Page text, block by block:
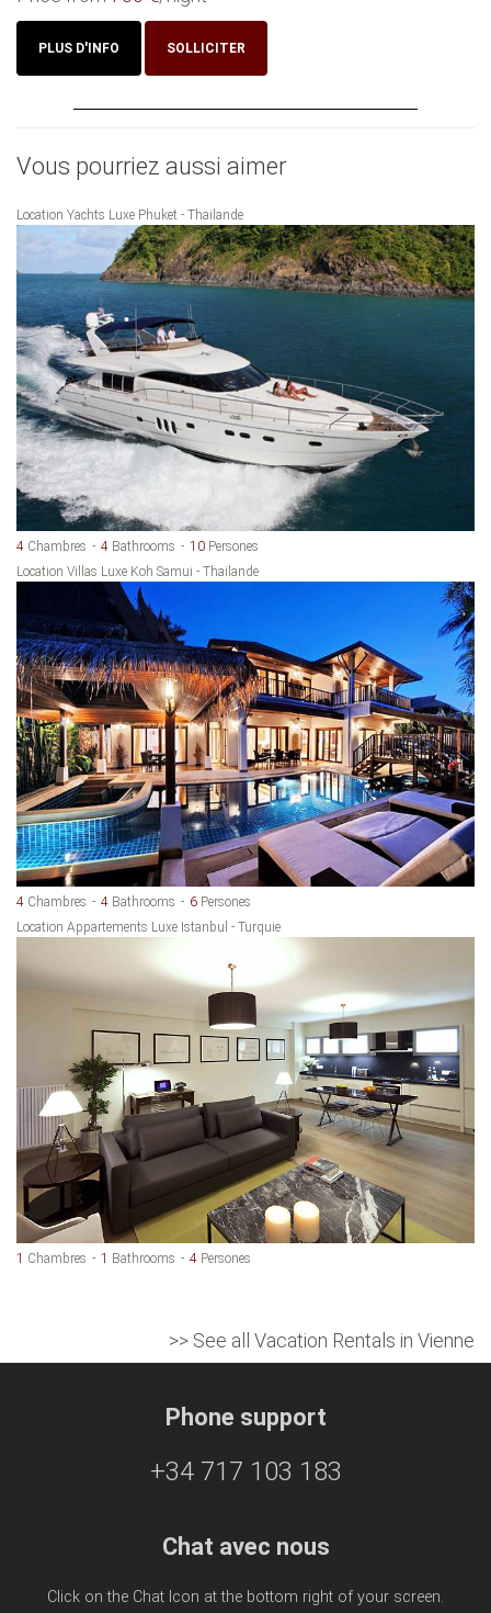
PLUS D'INFO SOLLICITER
Vous pourriez aussi aimer
Location Yachts Luxe Phuket - Thailande
4 Chambres 4 Bathrooms 10 Persones
Location Villas Luxe Koh Samui - Thailande
4 Chambres 4 Bathrooms 6 Persones
Location Appartements Luxe Istanbul - Turquie
1 Chambres 1 Bathrooms 4 Persones
>> See all Vacation Rentals in Vienne
Phone support
+34 717 103 183
Chat avec nous
Click on the Chat Icon at the bottom right of your screen.